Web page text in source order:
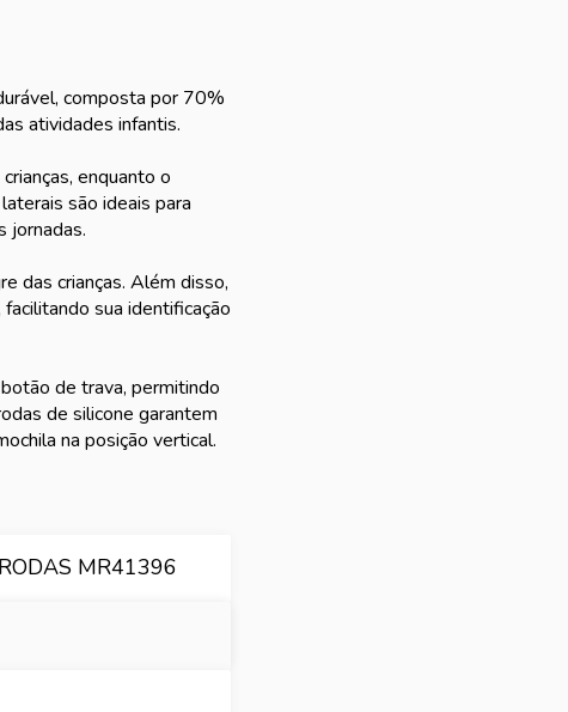
composta por 70%
atividades infantis.
enquanto o
são ideais para
jornadas.
das crianças. Além disso,
sua identificação
de trava, permitindo
de silicone garantem
na posição vertical.
MR41396